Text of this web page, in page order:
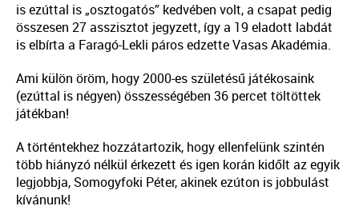
is ezúttal is „osztogatós” kedvében volt, a csapat pedig
összesen 27 asszisztot jegyzett, így a 19 eladott labdát
is elbírta a Faragó-Lekli páros edzette Vasas Akadémia.
Ami külön öröm, hogy 2000-es születésű játékosaink
(ezúttal is négyen) összességében 36 percet töltöttek
játékban!
A történtekhez hozzátartozik, hogy ellenfelünk szintén
több hiányzó nélkül érkezett és igen korán kidőlt az egyik
legjobbja, Somogyfoki Péter, akinek ezúton is jobbulást
kívánunk!